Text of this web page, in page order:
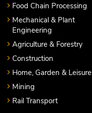
Food Chain Processing
Mechanical & Plant
Engineering
Agriculture & Forestry
Construction
Home, Garden & Leisure
Mining
Rail Transport